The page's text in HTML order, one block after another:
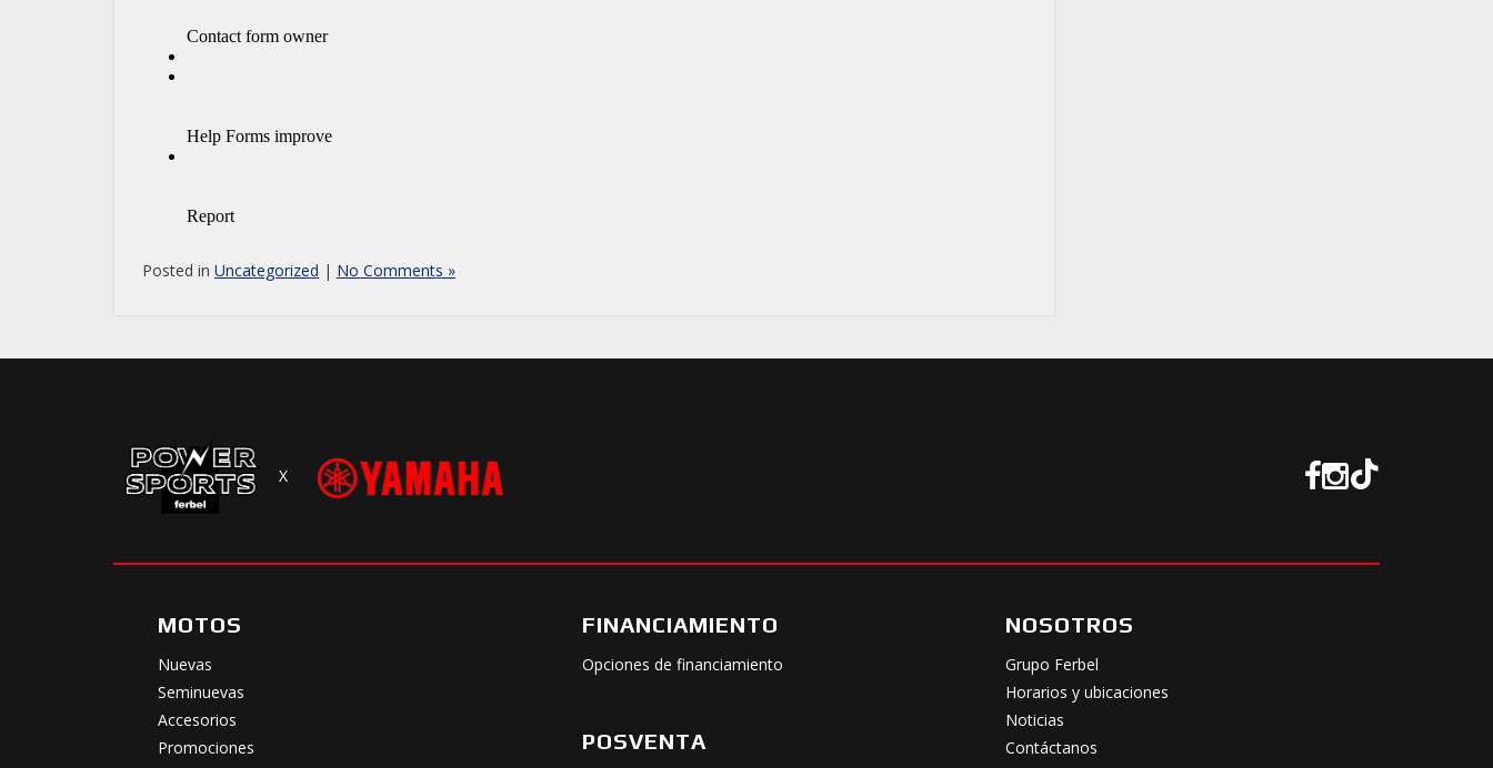
Posted in Uncategorized | No Comments »
X
MOTOS
Nuevas
Seminuevas
Accesorios
Promociones
FINANCIAMIENTO
Opciones de financiamiento
POSVENTA
NOSOTROS
Grupo Ferbel
Horarios y ubicaciones
Noticias
Contáctanos